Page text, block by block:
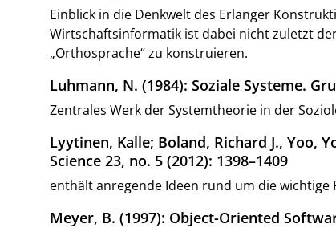
Einblick in die Denkwelt des Erlanger
Wirtschaftsinformatik ist dabei nicht zuletzt
„Orthosprache“ zu konstruieren.
Luhmann, N. (1984): Soziale Systeme.
Zentrales Werk der Systemtheorie in der
Lyytinen, Kalle; Boland, Richard J., Yoo,
Science 23, no. 5 (2012): 1398–1409
enthält anregende Ideen rund um die
Meyer, B. (1997): Object-Oriented